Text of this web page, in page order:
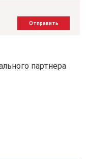
Отправить